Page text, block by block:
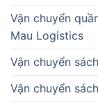
Vận chuyển
Mau Logistics
Vận chuyển sách
Vận chuyển